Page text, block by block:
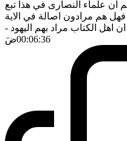
ان علماء النصارى في هذا تبع
فهل هم مرادون اصالة في الاية
اهل الكتاب مراد بهم اليهود -
00:06:36ضَ